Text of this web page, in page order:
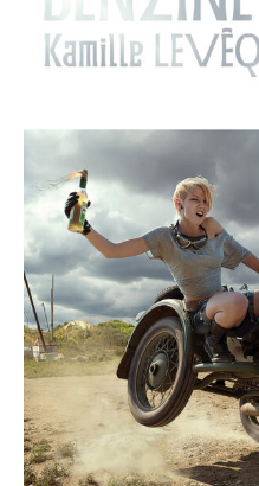
Adresse email*
Nom